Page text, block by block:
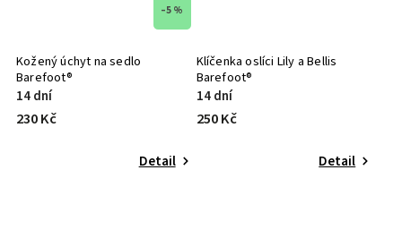
–5 %
Kožený úchyt na sedlo
Barefoot®
14 dní
230 Kč
Detail
Klíčenka oslíci Lily a Bellis
Barefoot®
14 dní
250 Kč
Detail